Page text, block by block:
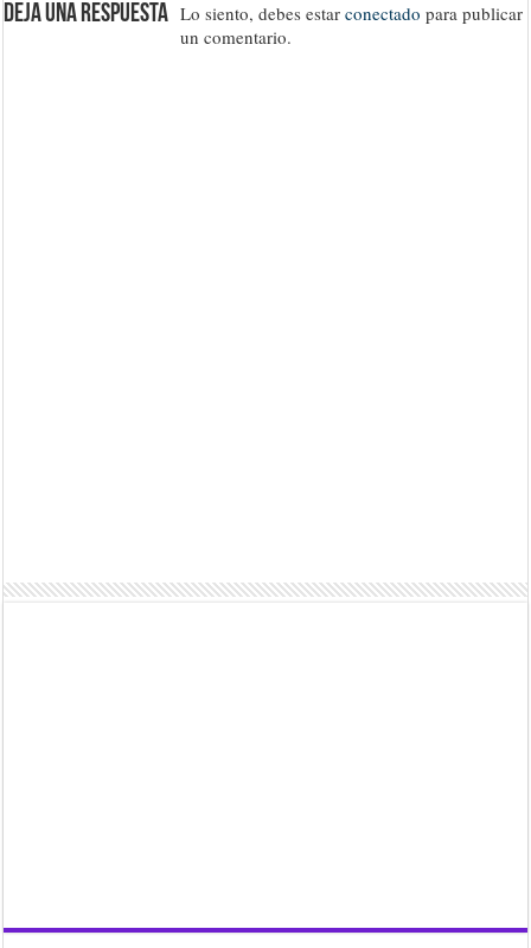
Deja una respuesta Lo siento, debes estarconectado para publicar
un comentario.